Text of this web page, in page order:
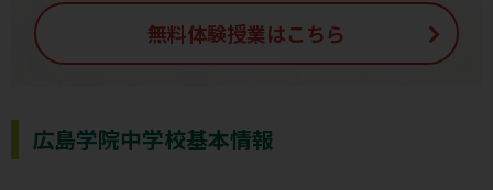
無料体験授業はこちら
広島学院中学校基本情報